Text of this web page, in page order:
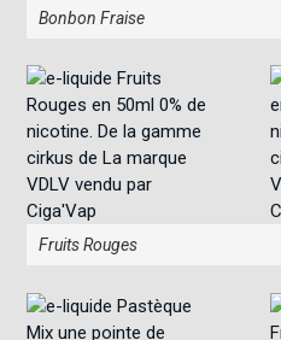
Bonbon Fraise
Fruits Rouges